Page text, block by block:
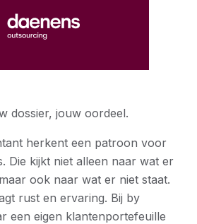
dossier, jouw oordeel.
herkent een patroon voor
Die kijkt niet alleen naar wat er
ook naar wat er niet staat.
rust en ervaring. Bij by
een eigen klantenportefeuille